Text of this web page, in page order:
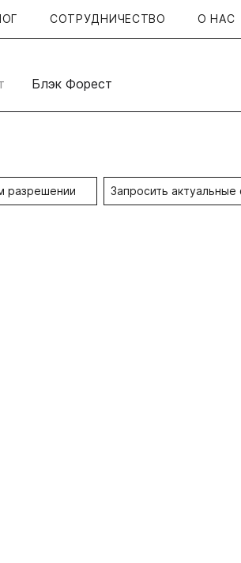
СОТРУДНИЧЕСТВО О НАС
Блэк Форест
разрешении Запросить актуальные